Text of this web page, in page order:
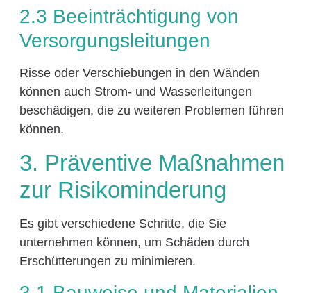
2.3 Beeinträchtigung von
Versorgungsleitungen
Risse oder Verschiebungen in den Wänden
können auch Strom- und Wasserleitungen
beschädigen, die zu weiteren Problemen führen
können.
3. Präventive Maßnahmen
zur Risikominderung
Es gibt verschiedene Schritte, die Sie
unternehmen können, um Schäden durch
Erschütterungen zu minimieren.